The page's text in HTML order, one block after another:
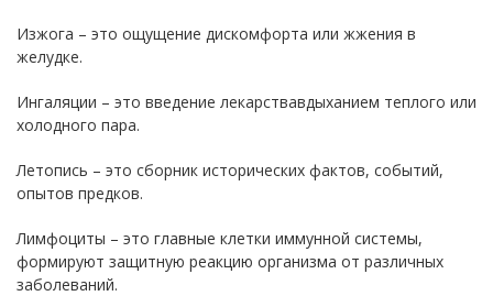
Изжога – это ощущение дискомфорта или жжения в
желудке.
Ингаляции – это введение лекарствавдыханием теплого или
холодного пара.
Летопись – это сборник исторических фактов, событий,
опытов предков.
Лимфоциты – это главные клетки иммунной системы,
формируют защитную реакцию организма от различных
заболеваний.